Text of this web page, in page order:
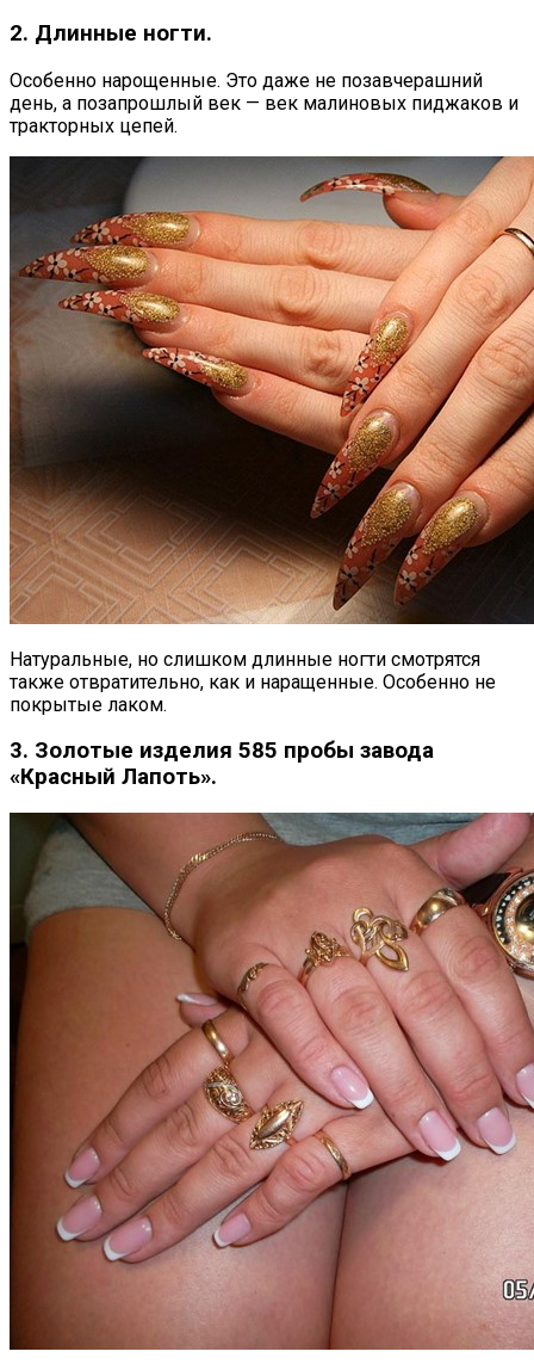
2. Длинные ногти.
Особенно нарощенные. Это даже не позавчерашний
день, а позапрошлый век — век малиновых пиджаков и
тракторных цепей.
Натуральные, но слишком длинные ногти смотрятся
также отвратительно, как и наращенные. Особенно не
покрытые лаком.
3. Золотые изделия 585 пробы завода
«Красный Лапоть».